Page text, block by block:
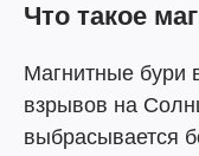
Что такое
Магнитные бури
взрывов на
выбрасывается